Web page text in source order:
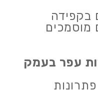
בקפידה
מוסמכים
עפר בעמק